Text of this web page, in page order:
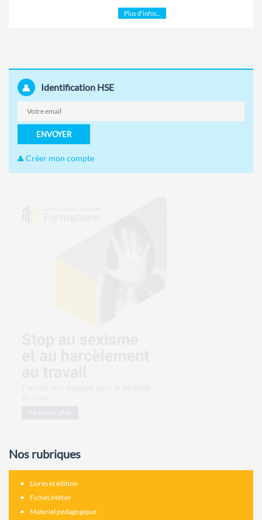
Plus d'infos...
Identification HSE
ENVOYER
Créer mon compte
Nos rubriques
Livres et édition
Fiches Métier
Materiel pédagogique